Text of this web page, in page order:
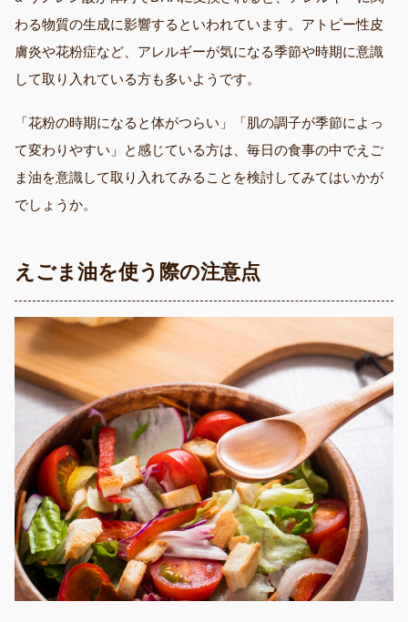
わる物質の生成に影響するといわれています。アトピー性皮
膚炎や花粉症など、アレルギーが気になる季節や時期に意識
して取り入れている方も多いようです。
「花粉の時期になると体がつらい」「肌の調子が季節によっ
て変わりやすい」と感じている方は、毎日の食事の中でえご
ま油を意識して取り入れてみることを検討してみてはいかが
でしょうか。
えごま油を使う際の注意点